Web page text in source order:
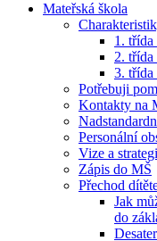
Mateřská škola
1.
2.
3.
Potřebuji
Kontakty na
Personální
Vize a
Zápis do MŠ
Přechod
Jak
do